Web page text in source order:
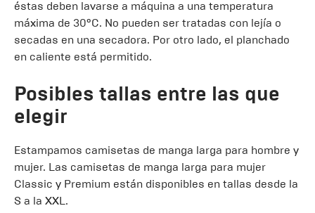
éstas deben lavarse a máquina a una temperatura
máxima de 30ºC. No pueden ser tratadas con lejía o
secadas en una secadora. Por otro lado, el planchado
en caliente está permitido.
Posibles tallas entre las que
elegir
Estampamos camisetas de manga larga para hombre y
mujer. Las camisetas de manga larga para mujer
Classic y Premium están disponibles en tallas desde la
S a la XXL.